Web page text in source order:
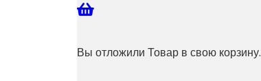
Вы отложили Товар в свою корзину.